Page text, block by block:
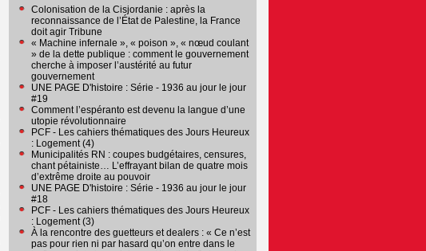
Colonisation de la Cisjordanie : après la
reconnaissance de l’État de Palestine, la France
doit agir Tribune
« Machine infernale », « poison », « nœud coulant
» de la dette publique : comment le gouvernement
cherche à imposer l’austérité au futur
gouvernement
UNE PAGE D'histoire : Série - 1936 au jour le jour
#19
Comment l’espéranto est devenu la langue d’une
utopie révolutionnaire
PCF - Les cahiers thématiques des Jours Heureux
: Logement (4)
Municipalités RN : coupes budgétaires, censures,
chant pétainiste… L’effrayant bilan de quatre mois
d’extrême droite au pouvoir
UNE PAGE D'histoire : Série - 1936 au jour le jour
#18
PCF - Les cahiers thématiques des Jours Heureux
: Logement (3)
À la rencontre des guetteurs et dealers : « Ce n’est
pas pour rien ni par hasard qu’on entre dans le